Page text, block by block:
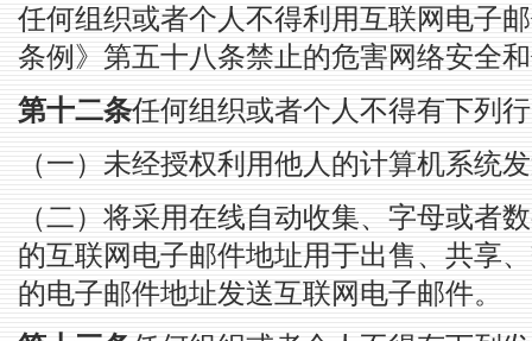
任何组织或者个人不得利用互联网电子
条例》第五十八条禁止的危害网络安全
第十二条任何组织或者个人不得有下列
（一）未经授权利用他人的计算机系统
（二）将采用在线自动收集、字母或者
的互联网电子邮件地址用于出售、共享
的电子邮件地址发送互联网电子邮件。